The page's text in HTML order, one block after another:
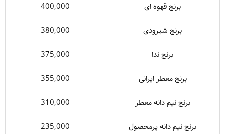
برنج قهوه ای
400,000
برنج شیرودی
380,000
برنج ندا
375,000
برنج معطر ایرانی
355,000
برنج نیم دانه معطر
310,000
برنج نیم دانه پرمحصول
235,000